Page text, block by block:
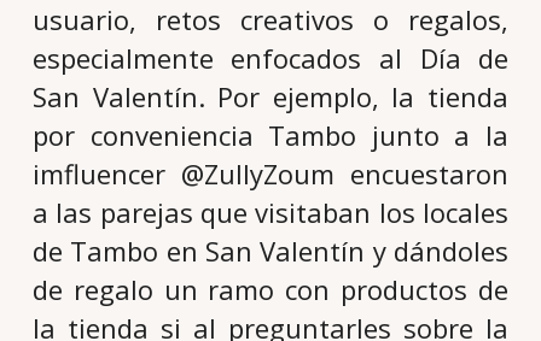
usuario, retos creativos o regalos,
especialmente enfocados al Día de
San Valentín. Por ejemplo, la tienda
por conveniencia Tambo junto a la
imfluencer @ZullyZoum encuestaron
a las parejas que visitaban los locales
de Tambo en San Valentín y dándoles
de regalo un ramo con productos de
la tienda si al preguntarles sobre la